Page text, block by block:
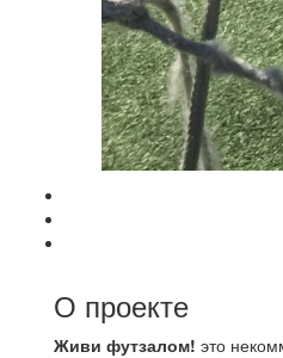
О проекте
Живи футзалом! это